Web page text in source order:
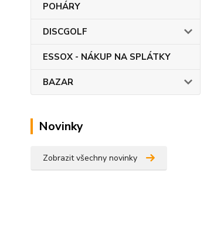
POHÁRY
DISCGOLF
ESSOX - NÁKUP NA SPLÁTKY
BAZAR
Novinky
Zobrazit všechny novinky